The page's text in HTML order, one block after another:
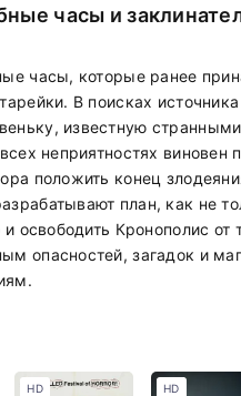
часы и
часы, которые ранее
В поисках
известную
неприятностях виновен
положить конец
план, как не
и освободить Кронополис
опасностей, загадок и
HD HD